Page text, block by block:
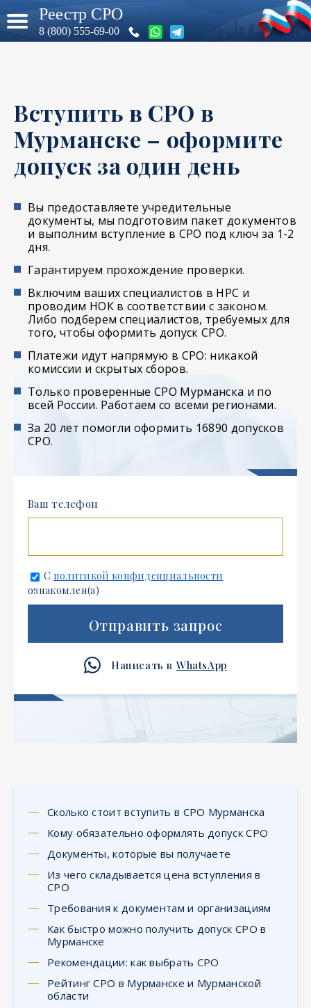
Реестр СРО
8 (800) 555-69-00
Вступить в СРО в
Мурманске – оформите
допуск за один день
Вы предоставляете учредительные
документы, мы подготовим пакет документов
и выполним вступление в СРО под ключ за 1-2
дня.
Гарантируем прохождение проверки.
Включим ваших специалистов в НРС и
проводим НОК в соответствии с законом.
Либо подберем специалистов, требуемых для
того, чтобы оформить допуск СРО.
Платежи идут напрямую в СРО: никакой
комиссии и скрытых сборов.
Только проверенные СРО Мурманска и по
всей России. Работаем со всеми регионами.
За 20 лет помогли оформить 16890 допусков
СРО.
Ваш телефон
С политикой конфиденциальности
ознакомлен(а)
Отправить запрос
Написать в WhatsApp
Сколько стоит вступить в СРО Мурманска
Кому обязательно оформлять допуск СРО
Документы, которые вы получаете
Из чего складывается цена вступления в
СРО
Требования к документам и организациям
Как быстро можно получить допуск СРО в
Мурманске
Рекомендации: как выбрать СРО
Рейтинг СРО в Мурманске и Мурманской
области